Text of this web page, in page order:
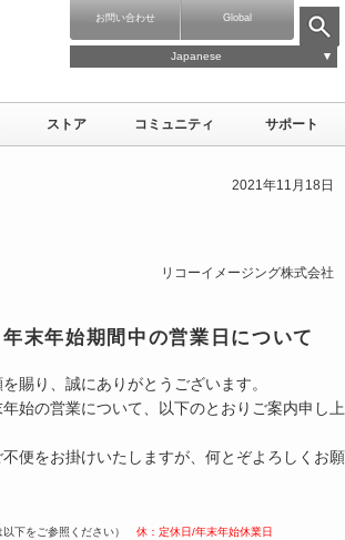
お問い合わせ Global
Japanese
ストア コミュニティ サポート
2021年11月18日
リコーイメージング株式会社
末年始期間中の営業日について
賜り、誠にありがとうございます。
始の営業について、以下のとおりご案内申し上
便をお掛けいたしますが、何とぞよろしくお願
以下をご参照ください） 休：定休日/年末年始休業日